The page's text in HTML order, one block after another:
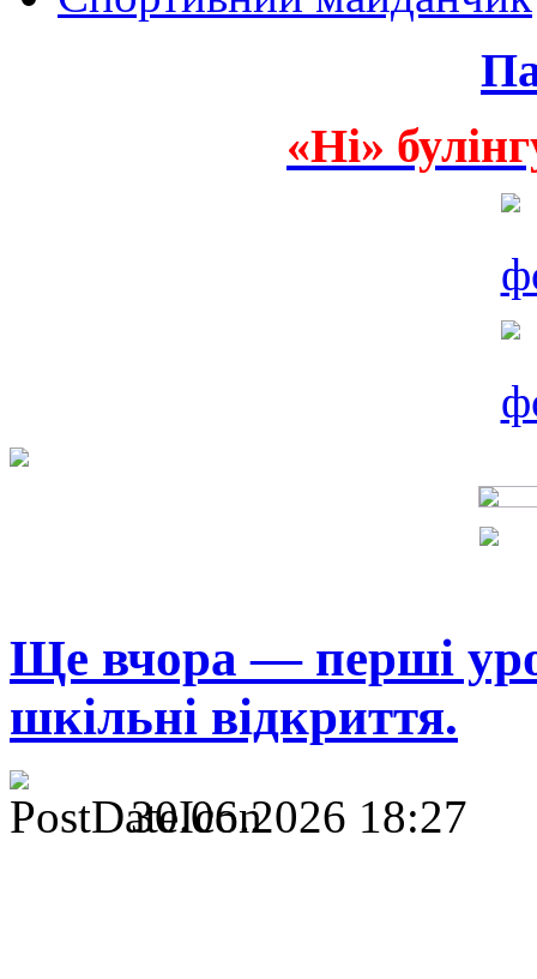
«Ні»
Ще вчора — перші
шкільні відкриття.
30.06.2026 18:27